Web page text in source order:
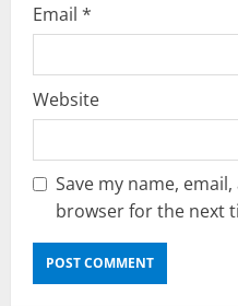
Email *
Website
Save my name,
browser for the next